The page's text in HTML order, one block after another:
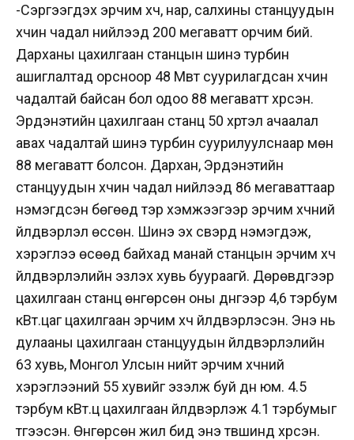
-Сэргээгдэх эрчим хүч, нар, салхины станцуудын
хүчин чадал нийлээд 200 мегаватт орчим бий.
Дарханы цахилгаан станцын шинэ турбин
ашиглалтад орсноор 48 Мвт суурилагдсан хүчин
чадалтай байсан бол одоо 88 мегаватт хүрсэн.
Эрдэнэтийн цахилгаан станц 50 хүртэл ачаалал
авах чадалтай шинэ турбин суурилуулснаар мөн
88 мегаватт болсон. Дархан, Эрдэнэтийн
станцуудын хүчин чадал нийлээд 86 мегаваттаар
нэмэгдсэн бөгөөд тэр хэмжээгээр эрчим хүчний
үйлдвэрлэл өссөн. Шинэ эх үүсвэрүүд нэмэгдэж,
хэрэглээ өсөөд байхад манай станцын эрчим хүч
үйлдвэрлэлийн эзлэх хувь буураагүй. Дөрөвдүгээр
цахилгаан станц өнгөрсөн оны дүнгээр 4,6 тэрбум
кВт.цаг цахилгаан эрчим хүч үйлдвэрлэсэн. Энэ нь
дулааны цахилгаан станцуудын үйлдвэрлэлийн
63 хувь, Монгол Улсын нийт эрчим хүчний
хэрэглээний 55 хувийг эзэлж буй дүн юм. 4.5
тэрбум кВт.ц цахилгаан үйлдвэрлэж 4.1 тэрбумыг
түгээсэн. Өнгөрсөн жил бид энэ түвшинд хүрсэн.